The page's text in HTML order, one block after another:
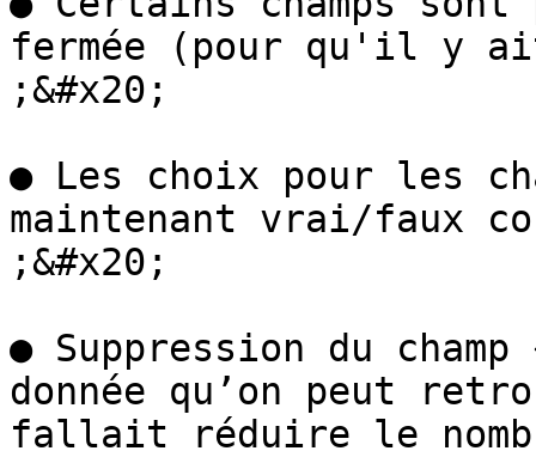
fermée (pour qu'il y
;&#x20;
● Les choix pour les
maintenant vrai/faux
;&#x20;
● Suppression du
donnée qu’on peut
fallait réduire le